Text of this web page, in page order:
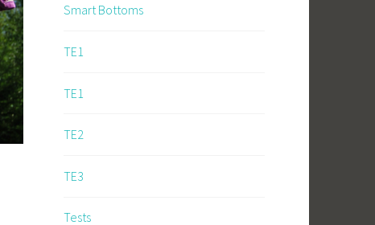
Smart Bottoms
TE1
TE1
TE2
TE3
Tests